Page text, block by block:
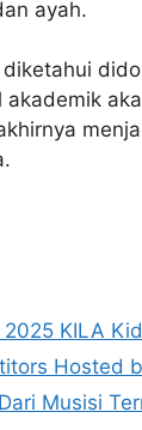
ayah.
akademik
KILA
Hosted
Musisi